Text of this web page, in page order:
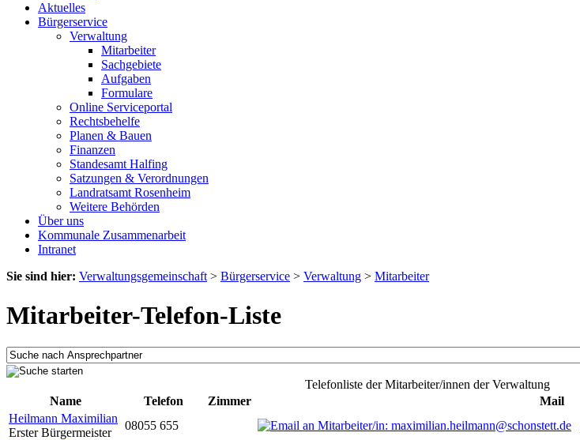
Aktuelles
Bürgerservice
Verwaltung
Mitarbeiter
Sachgebiete
Aufgaben
Formulare
Online Serviceportal
Rechtsbehelfe
Planen & Bauen
Finanzen
Standesamt Halfing
Satzungen & Verordnungen
Landratsamt Rosenheim
Weitere Behörden
Über uns
Kommunale Zusammenarbeit
Intranet
Sie sind hier: Verwaltungsgemeinschaft > Bürgerservice > Verwaltung > Mitarbeiter
Mitarbeiter-Telefon-Liste
Telefonliste der Mitarbeiter/innen der Verwaltung
Name
Telefon Zimmer
Mail
Heilmann Maximilian
Erster Bürgermeister
08055 655